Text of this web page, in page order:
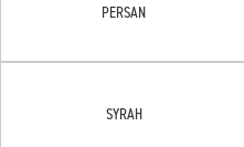
PERSAN
SYRAH